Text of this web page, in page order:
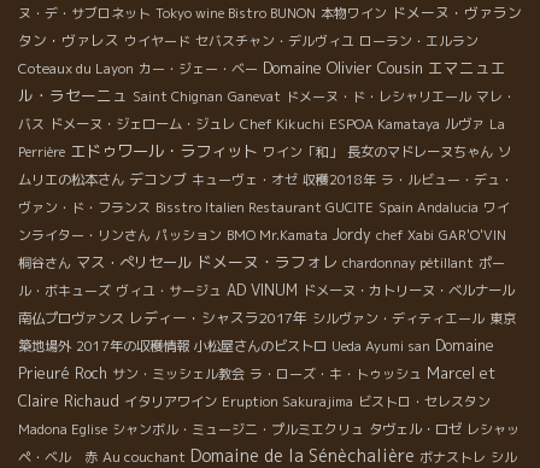
ヌ・デ・サブロネット Tokyo wine Bistro BUNON 本物ワイン ドメーヌ・ヴァラン
タン・ヴァレス ウイヤード セバスチャン・デルヴィユ ローラン・エルラン
Coteaux du Layon カー・ジェー・ベー Domaine Olivier Cousin エマニュエ
ル・ラセーニュ Saint Chignan Ganevat ドメーヌ・ド・レシャリエール マレ・
バス ドメーヌ・ジェローム・ジュレ Chef Kikuchi ESPOA Kamataya ルヴァ La
Perrière エドゥワール・ラフィット ワイン「和」 長女のマドレーヌちゃん ソ
ムリエの松本さん デコンブ キューヴェ・オゼ 収穫2018年 ラ・ルビュー・デュ・
ヴァン・ド・フランス Bisstro Italien Restaurant GUCITE Spain Andalucia ワイ
ンライター・リンさん パッション BMO Mr.Kamata Jordy chef Xabi GAR'O'VIN
桐谷さん マス・ぺリセール ドメーヌ・ラフォレ chardonnay pétillant ポー
ル・ボキューズ ヴィユ・サージュ AD VINUM ドメーヌ・カトリーヌ・ベルナール
南仏プロヴァンス レディー・シャスラ2017年 シルヴァン・ディティエール 東京
築地場外 2017年の収穫情報 小松屋さんのビストロ Ueda Ayumi san Domaine
Prieuré Roch サン・ミッシェル教会 ラ・ローズ・キ・トゥッシュ Marcel et
Claire Richaud イタリアワイン Eruption Sakurajima ビストロ・セレスタン
Madona Eglise シャンボル・ミュージニ・プルミエクリュ タヴェル・ロゼ レシャッ
ペ・ベル 赤 Au couchant Domaine de la Sénèchalière ボナストレ シル